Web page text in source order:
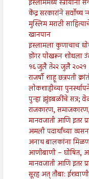
इस्लाममध्ये स्त्रीयांना
केंद्र सरकारांने सर्वोच्च
मुस्लिम मराठी
खानपान
इस्लामला कुणाचाच
डोंगर पोखरून शोधला
१६ जुलै ते२२ जुलै २०२१
राजर्षी शाहू छत्रपती
लोकशाहीच्या
पुन्हा झुंडबळींचे सत्र;
राजकारण,
मानवजाती आणि इतर
अमली पदार्थांच्या
अनाथ बालकांना
आणीबाणी – घोषित,
मानवजाती आणि इतर
सूरह अत् तौबा: